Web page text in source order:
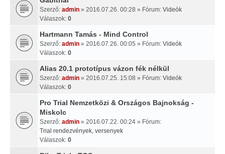
Szerző: admin » 2016.07.26. 00:28 » Fórum: Videók
Válaszok: 0
Hartmann Tamás - Mind Control
Szerző: admin » 2016.07.26. 00:05 » Fórum: Videók
Válaszok: 0
Alias 20.1 prototípus vázon fék nélkül
Szerző: admin » 2016.07.25. 15:08 » Fórum: Videók
Válaszok: 0
Pro Trial Nemzetközi & Országos Bajnokság -
Miskolc
Szerző: admin » 2016.07.22. 00:24 » Fórum:
Trial rendezvények, versenyek
Válaszok: 0